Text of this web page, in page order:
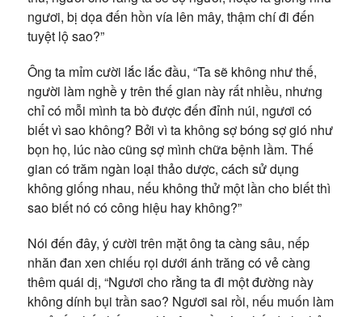
ngươi, bị dọa đến hồn vía lên mây, thậm chí đi đến
tuyệt lộ sao?”
Ông ta mỉm cười lắc lắc đầu, “Ta sẽ không như thế,
người làm nghề y trên thế gian này rất nhiều, nhưng
chỉ có mỗi mình ta bò được đến đỉnh núi, ngươi có
biết vì sao không? Bởi vì ta không sợ bóng sợ gió như
bọn họ, lúc nào cũng sợ mình chữa bệnh lầm. Thế
gian có trăm ngàn loại thảo dược, cách sử dụng
không giống nhau, nếu không thử một lần cho biết thì
sao biết nó có công hiệu hay không?”
Nói đến đây, ý cười trên mặt ông ta càng sâu, nếp
nhăn đan xen chiếu rọi dưới ánh trăng có vẻ càng
thêm quái dị, “Ngươi cho rằng ta đi một đường này
không dính bụi trần sao? Ngươi sai rồi, nếu muốn làm